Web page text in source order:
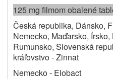
125 mg filmom obalené
Česká republika, Dánsko,
Nemecko, Maďarsko,
Rumunsko, Slovenská
kráľovstvo ‑ Zinnat
Nemecko ‑ Elobact